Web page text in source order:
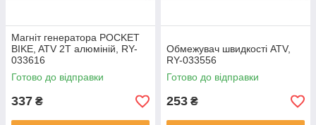
Магніт генератора POCKET
BIKE, ATV 2T алюміній, RY-
033616
Готово до відправки
337 ₴
Обмежувач швидкості ATV,
RY-033556
Готово до відправки
253 ₴